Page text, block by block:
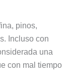
pinos,
Incluso con
una
con mal tiempo